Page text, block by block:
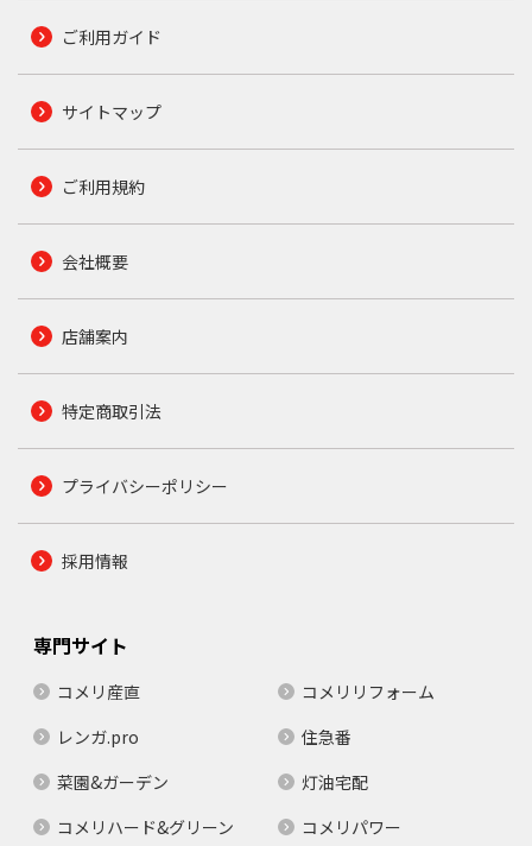
ご利用ガイド
サイトマップ
ご利用規約
会社概要
店舗案内
特定商取引法
プライバシーポリシー
採用情報
専門サイト
コメリ産直
コメリリフォーム
レンガ.pro
住急番
菜園&ガーデン
灯油宅配
コメリハード&グリーン
コメリパワー